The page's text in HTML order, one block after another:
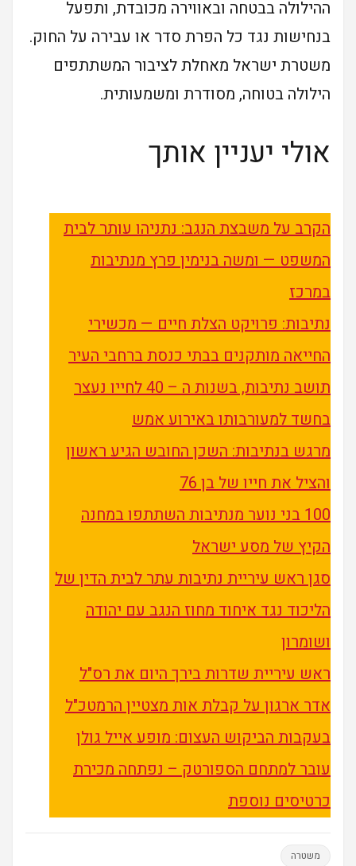
ההילולה בבטחה ובאווירה מכובדת, ותפעל
בנחישות נגד כל הפרת סדר או עבירה על החוק.
משטרת ישראל מאחלת לציבור המשתתפים
הילולה בטוחה, מסודרת ומשמעותית.
אולי יעניין אותך
הקרב על משבצת הנגב: נתניהו עותר לבית
המשפט — ומשה בנימין פרץ מנתיבות
במרכז
נתיבות: פרויקט הצלת חיים — מכשירי
החייאה מותקנים בבתי כנסת ברחבי העיר
תושב נתיבות, בשנות ה – 40 לחייו נעצר
בחשד למעורבותו באירוע אמש
מרגש בנתיבות: השכן החובש הגיע ראשון
והציל את חייו של בן 76
100 בני נוער מנתיבות השתתפו במחנה
הקיץ של מסע ישראל
סגן ראש עיריית נתיבות עתר לבית הדין של
הליכוד נגד איחוד מחוז הנגב עם יהודה
ושומרון
ראש עיריית שדרות בירך היום את רס"ל
אדר ארגון על קבלת אות מצטיין הרמטכ"ל
בעקבות הביקוש העצום: מופע אייל גולן
עובר למתחם הספורטק – נפתחה מכירת
כרטיסים נוספת
משטרה